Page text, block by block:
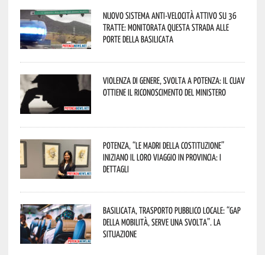
Nuovo sistema anti-velocità attivo su 36
tratte: monitorata questa strada alle
porte della Basilicata
Violenza di genere, svolta a Potenza: il CUAV
ottiene il riconoscimento del Ministero
Potenza, “Le Madri della Costituzione”
iniziano il loro viaggio in provincia: i
dettagli
Basilicata, trasporto pubblico locale: “Gap
della mobilità, serve una svolta”. La
situazione